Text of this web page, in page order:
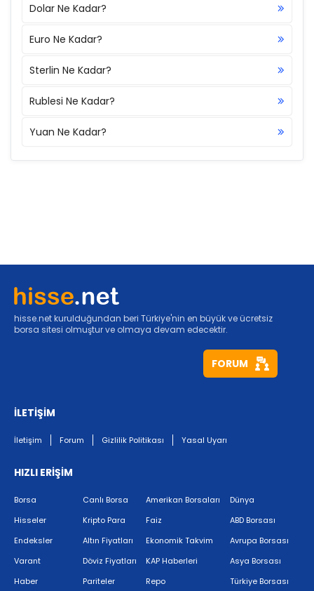
Dolar Ne Kadar?
Euro Ne Kadar?
Sterlin Ne Kadar?
Rublesi Ne Kadar?
Yuan Ne Kadar?
hisse.net kurulduğundan beri Türkiye'nin en büyük ve ücretsiz
borsa sitesi olmuştur ve olmaya devam edecektir.
FORUM
İLETİŞİM
İletişim Forum Gizlilik Politikası Yasal Uyarı
HIZLI ERİŞİM
Borsa
Hisseler
Endeksler
Varant
Haber
Canlı Borsa
Kripto Para
Altın Fiyatları
Döviz Fiyatları
Pariteler
Amerikan Borsaları
Faiz
Ekonomik Takvim
KAP Haberleri
Repo
Dünya
ABD Borsası
Avrupa Borsası
Asya Borsası
Türkiye Borsası